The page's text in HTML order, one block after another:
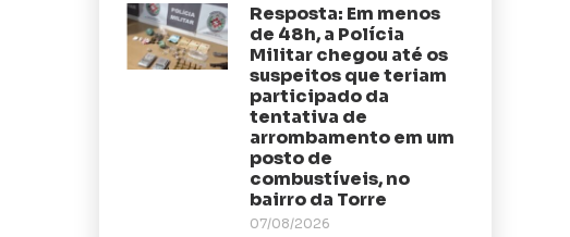
Resposta: Em menos
de 48h, a Polícia
Militar chegou até os
suspeitos que teriam
participado da
tentativa de
arrombamento em um
posto de
combustíveis, no
bairro da Torre
07/08/2026